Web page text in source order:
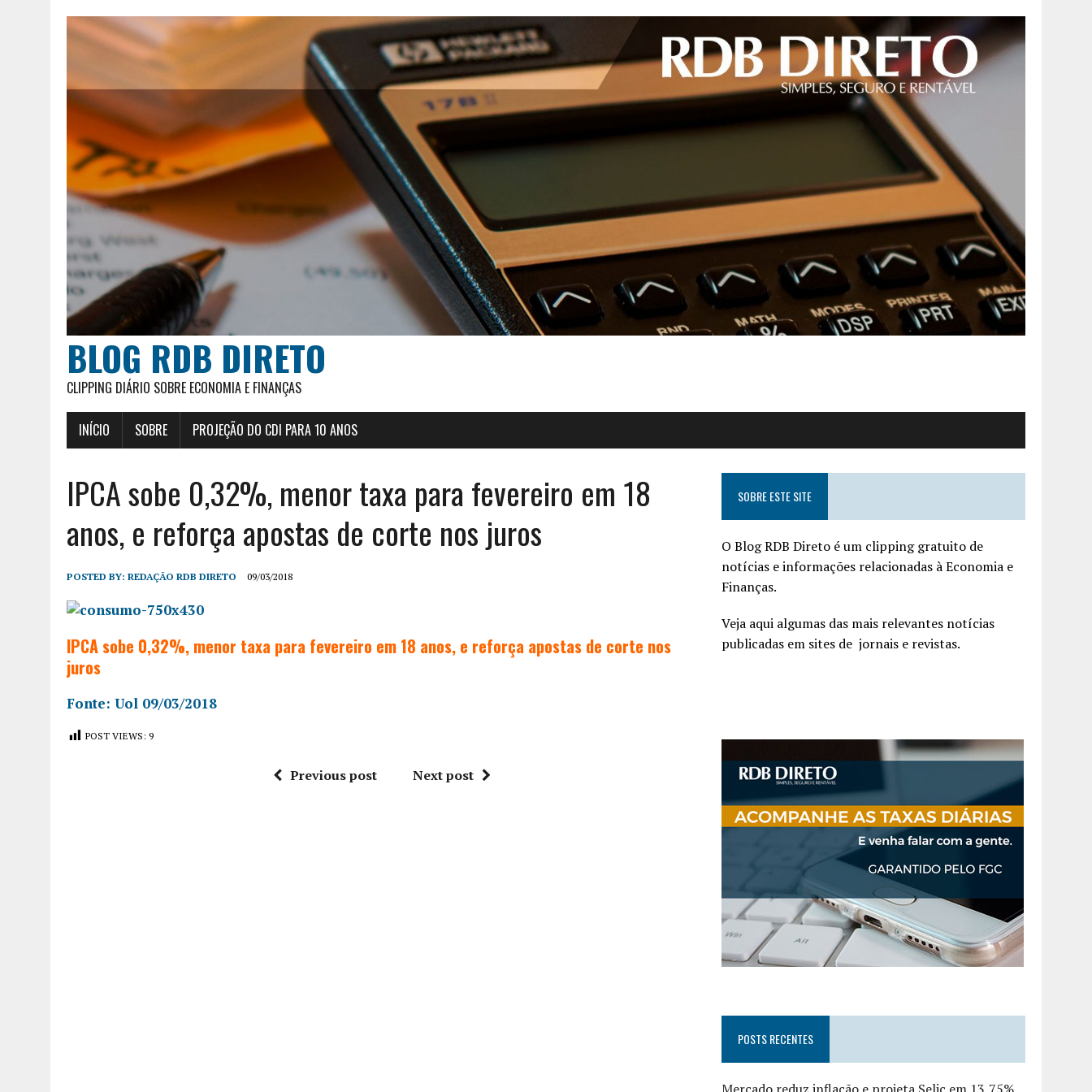
BLOG RDB DIRETO
CLIPPING DIÁRIO SOBRE ECONOMIA E FINANÇAS
INÍCIO SOBRE PROJEÇÃO DO CDI PARA 10 ANOS
IPCA sobe 0,32%, menor taxa para fevereiro em 18
anos, e reforça apostas de corte nos juros
POSTED BY: REDAÇÃO RDB DIRETO 09/03/2018
IPCA sobe 0,32%, menor taxa para fevereiro em 18 anos, e reforça apostas de corte nos
juros
Fonte: Uol 09/03/2018
POST VIEWS: 9
Previous post Next post
SOBRE ESTE SITE
O Blog RDB Direto é um clipping gratuito de
notícias e informações relacionadas à Economia e
Finanças.
Veja aqui algumas das mais relevantes notícias
publicadas em sites de jornais e revistas.
POSTS RECENTES
Mercado reduz inflação e projeta Selic em 13,75%